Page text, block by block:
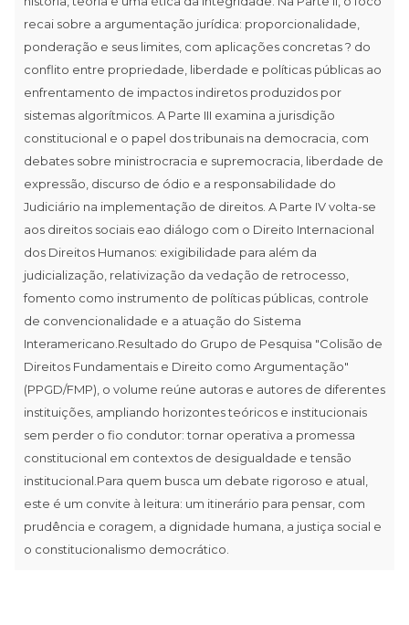
recai sobre a argumentação jurídica: proporcionalidade,
ponderação e seus limites, com aplicações concretas ? do
conflito entre propriedade, liberdade e políticas públicas ao
enfrentamento de impactos indiretos produzidos por
sistemas algorítmicos. A Parte III examina a jurisdição
constitucional e o papel dos tribunais na democracia, com
debates sobre ministrocracia e supremocracia, liberdade de
expressão, discurso de ódio e a responsabilidade do
Judiciário na implementação de direitos. A Parte IV volta-se
aos direitos sociais eao diálogo com o Direito Internacional
dos Direitos Humanos: exigibilidade para além da
judicialização, relativização da vedação de retrocesso,
fomento como instrumento de políticas públicas, controle
de convencionalidade e a atuação do Sistema
Interamericano.Resultado do Grupo de Pesquisa "Colisão de
Direitos Fundamentais e Direito como Argumentação"
(PPGD/FMP), o volume reúne autoras e autores de diferentes
instituições, ampliando horizontes teóricos e institucionais
sem perder o fio condutor: tornar operativa a promessa
constitucional em contextos de desigualdade e tensão
institucional.Para quem busca um debate rigoroso e atual,
este é um convite à leitura: um itinerário para pensar, com
prudência e coragem, a dignidade humana, a justiça social e
o constitucionalismo democrático.